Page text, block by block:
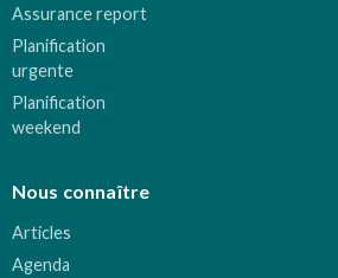
Assurance report
Planification
urgente
Planification
weekend
Nous connaître
Articles
Agenda